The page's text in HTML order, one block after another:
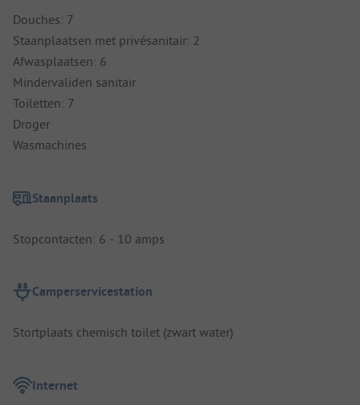
Douches: 7
Staanplaatsen met privésanitair: 2
Afwasplaatsen: 6
Mindervaliden sanitair
Toiletten: 7
Droger
Wasmachines
Staanplaats
Stopcontacten: 6 - 10 amps
Camperservicestation
Stortplaats chemisch toilet (zwart water)
Internet